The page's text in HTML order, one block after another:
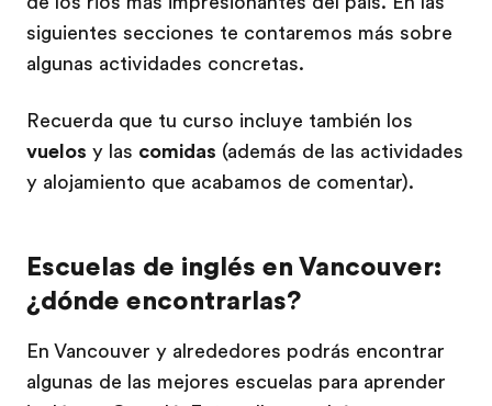
siguientes secciones te contaremos más sobre
algunas actividades concretas.
Recuerda que tu curso incluye también los
vuelos y las comidas (además de las actividades
y alojamiento que acabamos de comentar).
Escuelas de inglés en Vancouver:
¿dónde encontrarlas?
En Vancouver y alrededores podrás encontrar
algunas de las mejores escuelas para aprender